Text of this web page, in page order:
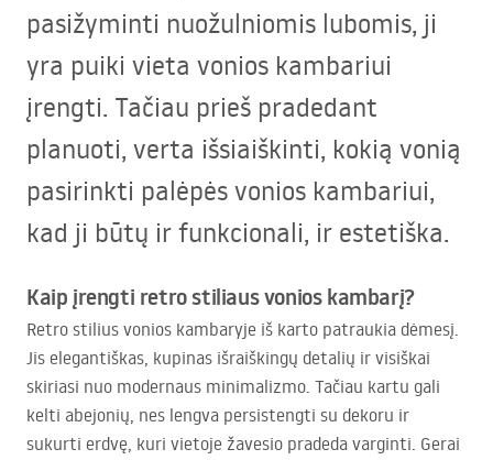
pasižyminti nuožulniomis lubomis, ji
yra puiki vieta vonios kambariui
įrengti. Tačiau prieš pradedant
planuoti, verta išsiaiškinti, kokią vonią
pasirinkti palėpės vonios kambariui,
kad ji būtų ir funkcionali, ir estetiška.
Kaip įrengti retro stiliaus vonios kambarį?
Retro stilius vonios kambaryje iš karto patraukia dėmesį.
Jis elegantiškas, kupinas išraiškingų detalių ir visiškai
skiriasi nuo modernaus minimalizmo. Tačiau kartu gali
kelti abejonių, nes lengva persistengti su dekoru ir
sukurti erdvę, kuri vietoje žavesio pradeda varginti. Gerai